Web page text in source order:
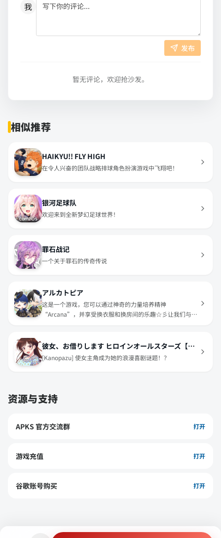
我
发布
暂无评论，欢迎抢沙发。
相似推荐
HAIKYU!! FLY HIGH
在令人兴奋的团队战略排球角色扮演游戏中飞翔吧！
银河足球队
欢迎来到全新梦幻足球世界！
罪石战记
一个关于罪石的传奇传说
アルカトピア
这是一个游戏，您可以通过神奇的力量培养精神
“Arcana”，并享受换衣服和换房间的乐趣☆彡让我们与自
彼女、お借りします ヒロインオールスターズ【かのぱず】
[Kanopazu] 使女主角成为她的浪漫喜剧谜题！？
资源与支持
APKS 官方交流群 打开
游戏充值 打开
谷歌账号购买 打开